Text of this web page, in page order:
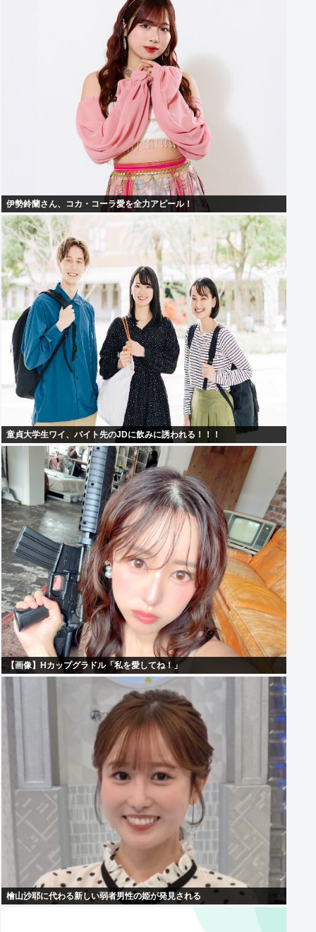
伊勢鈴蘭さん、コカ・コーラ愛を全力アピール！
童貞大学生ワイ、バイト先のJDに飲みに誘われる！！！
【画像】Hカップグラドル「私を愛してね！」
檜山沙耶に代わる新しい弱者男性の姫が発見される